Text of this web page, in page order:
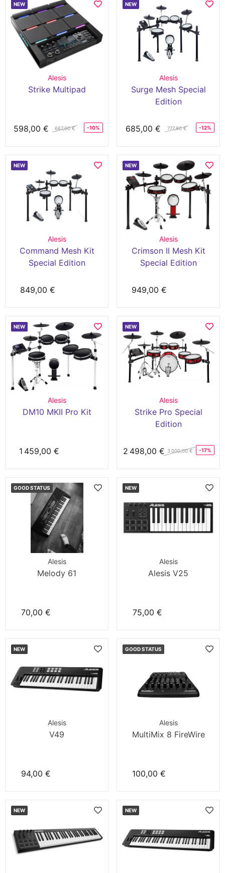
NEW
Alesis
Strike Multipad
598,00 € 667,00 € -10%
NEW
Alesis
Surge Mesh Special
Edition
685,00 € 777,80 € -12%
NEW
Alesis
Command Mesh Kit
Special Edition
849,00 €
NEW
Alesis
Crimson II Mesh Kit
Special Edition
949,00 €
NEW
Alesis
DM10 MKII Pro Kit
1 459,00 €
NEW
Alesis
Strike Pro Special
Edition
2 498,00 € 3 000,00 € -17%
GOOD STATUS
Alesis
Melody 61
70,00 €
NEW
Alesis
Alesis V25
75,00 €
NEW
Alesis
V49
94,00 €
GOOD STATUS
Alesis
MultiMix 8 FireWire
100,00 €
NEW NEW